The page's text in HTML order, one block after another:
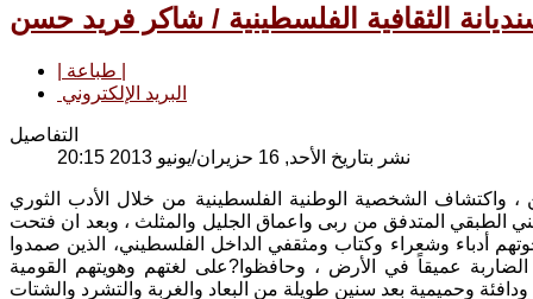
الثقافية الفلسطينية / شاكر فريد حسن
البريد الإلكتروني
التفاصيل
نشر بتاريخ الأحد, 16 حزيران/يونيو 2013 20:15
، واكتشاف الشخصية الوطنية الفلسطينية من خلال الأدب الثوري
الطبقي المتدفق من ربى واعماق الجليل والمثلث ، وبعد ان فتحت
أدباء وشعراء وكتاب ومثقفي الداخل الفلسطيني، الذين صمدوا
عميقاً في الأرض ، وحافظوا?على لغتهم وهويتهم القومية